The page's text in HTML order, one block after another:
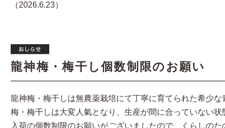
（2026.6.23）
龍神梅・梅干し個数制限のお願い
龍神梅・梅干しは無農薬栽培にて丁寧に育てられた希少
梅・梅干しは大変人氣となり、生産が間に合っていない
入荷の個数制限のお願いがございましたので、くらしのた